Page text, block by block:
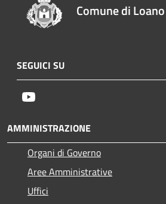
Comune di Loano
SEGUICI SU
AMMINISTRAZIONE
Organi di Governo
Aree Amministrative
Uffici